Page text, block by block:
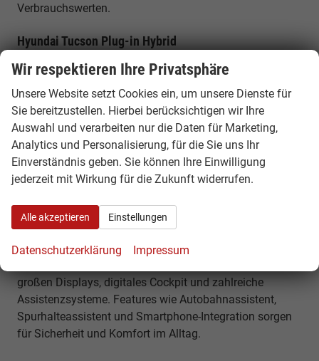
Verbrauchswerten.
Hyundai Tucson Plug-in Hybrid
Elektrifizierte Top-Version mit hoher Systemleistung und
elektrischem Fahranteil.
Platzangebot & Kofferraum
Der Hyundai Tucson bietet ein Kofferraumvolumen von
etwa 546 bis 620 Litern, das sich auf bis zu rund 1.799
Liter erweitern lässt. Mit einer Länge von rund 4,51
Metern bietet er viel Platz für Familie, Gepäck und lange
Reisen.
großen Displays, digitales Cockpit und zahlreiche
Assistenzsysteme. Features wie Autobahnassistent,
Spurhalteassistent und Smartphone-Integration sorgen
für Sicherheit und Komfort im Alltag.
Wir respektieren Ihre Privatsphäre
Unsere Website setzt Cookies ein, um unsere Dienste für
Sie bereitzustellen. Hierbei berücksichtigen wir Ihre
Auswahl und verarbeiten nur die Daten für Marketing,
Analytics und Personalisierung, für die Sie uns Ihr
Einverständnis geben. Sie können Ihre Einwilligung
jederzeit mit Wirkung für die Zukunft widerrufen.
Alle akzeptieren Einstellungen
Datenschutzerklärung Impressum